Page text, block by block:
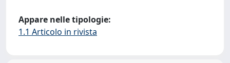
Appare nelle tipologie:
1.1 Articolo in rivista